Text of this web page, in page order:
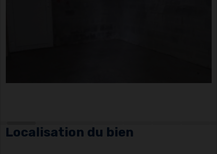
Localisation du bien